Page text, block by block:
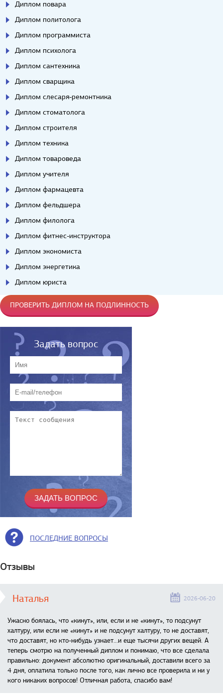
Диплом повара
Диплом политолога
Диплом программиста
Диплом психолога
Диплом сантехника
Диплом сварщика
Диплом слесаря-ремонтника
Диплом стоматолога
Диплом строителя
Диплом техника
Диплом товароведа
Диплом учителя
Диплом фармацевта
Диплом фельдшера
Диплом филолога
Диплом фитнес-инструктора
Диплом экономиста
Диплом энергетика
Диплом юриста
ПРОВЕРИТЬ ДИПЛОМ НА ПОДЛИННОСТЬ
Задать вопрос
ПОСЛЕДНИЕ ВОПРОСЫ
Отзывы
Наталья 2026-06-20
Ужасно боялась, что «кинут», или, если и не «кинут», то подсунут
халтуру, или если не «кинут» и не подсунут халтуру, то не доставят,
что доставят, но кто-нибудь узнает...и еще тысячи других вещей. А
теперь смотрю на полученный диплом и понимаю, что все сделала
правильно: документ абсолютно оригинальный, доставили всего за
4 дня, оплатила только после того, как лично все проверила и ни у
кого никаких вопросов! Отличная работа, спасибо вам!